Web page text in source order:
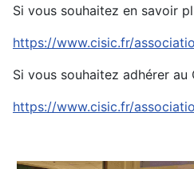
Si vous souhaitez en savoir
https://www.cisic.fr/
Si vous souhaitez adhérer
https://www.cisic.fr/